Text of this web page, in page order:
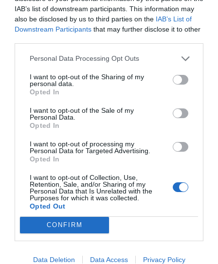
IAB’s list of downstream participants. This information may
also be disclosed by us to third parties on the IAB’s List of
Downstream Participants that may further disclose it to other
Personal Data Processing Opt Outs
I want to opt-out of the Sharing of my
personal data.
Opted In
I want to opt-out of the Sale of my
Personal Data.
Opted In
I want to opt-out of processing my
Personal Data for Targeted Advertising.
Opted In
I want to opt-out of Collection, Use,
Retention, Sale, and/or Sharing of my
Personal Data that Is Unrelated with the
Purposes for which it was collected.
Opted Out
CONFIRM
Data Deletion Data Access Privacy Policy
macrotendències que mouen avui la inversió, a
més d'indagar els efectes de les polítiques
econòmiques comunitàries o l'estat actual del
sector en un marc inflacionista i de pujada dels
tipus.
Algunes de les grans veus que participaran en el
de JP Morgan,AnaEstrada, directora general de
Merchant Banking – Europe Real Estate
Investments de Goldman Sachs,
Fusi
directora general de Castlelake; oEduardoRichi
moltes altres.
AfegirVIA Empresacom a font preferida de
Google de forma gratuïta
Estigues informat amb les últimes notícies d'actualitat
ACTIVAR ARA